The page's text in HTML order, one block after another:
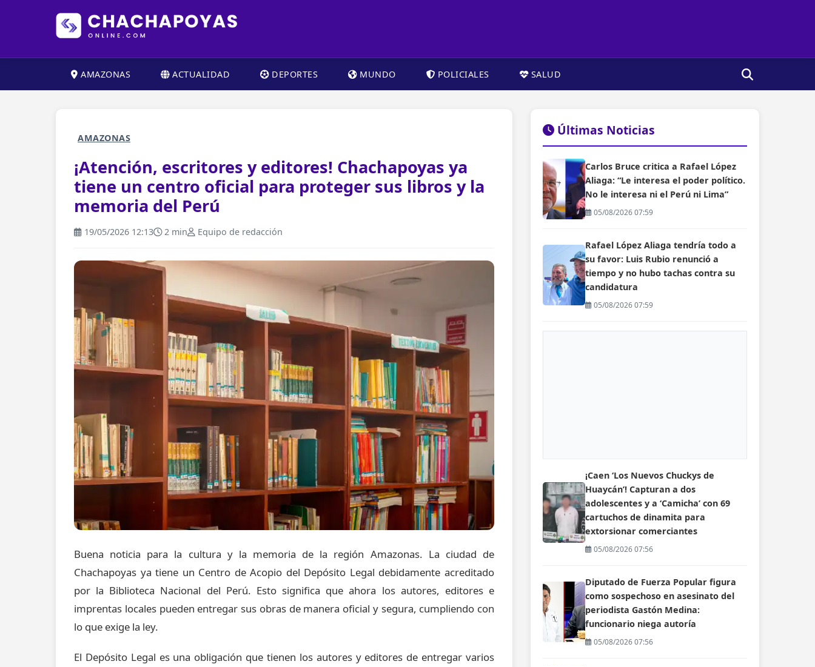
AMAZONAS ACTUALIDAD DEPORTES MUNDO POLICIALES SALUD
AMAZONAS
¡Atención, escritores y editores! Chachapoyas ya
tiene un centro oficial para proteger sus libros y la
memoria del Perú
19/05/2026 12:13 2 min Equipo de redacción
Buena noticia para la cultura y la memoria de la región Amazonas. La ciudad de
Chachapoyas ya tiene un Centro de Acopio del Depósito Legal debidamente acreditado
por la Biblioteca Nacional del Perú. Esto significa que ahora los autores, editores e
imprentas locales pueden entregar sus obras de manera oficial y segura, cumpliendo con
lo que exige la ley.
El Depósito Legal es una obligación que tienen los autores y editores de entregar varios
Últimas Noticias
Carlos Bruce critica a Rafael López
Aliaga: “Le interesa el poder político.
No le interesa ni el Perú ni Lima”
05/08/2026 07:59
Rafael López Aliaga tendría todo a
su favor: Luis Rubio renunció a
tiempo y no hubo tachas contra su
candidatura
05/08/2026 07:59
¡Caen ‘Los Nuevos Chuckys de
Huaycán’! Capturan a dos
adolescentes y a ‘Camicha’ con 69
cartuchos de dinamita para
extorsionar comerciantes
05/08/2026 07:56
Diputado de Fuerza Popular figura
como sospechoso en asesinato del
periodista Gastón Medina:
funcionario niega autoría
05/08/2026 07:56